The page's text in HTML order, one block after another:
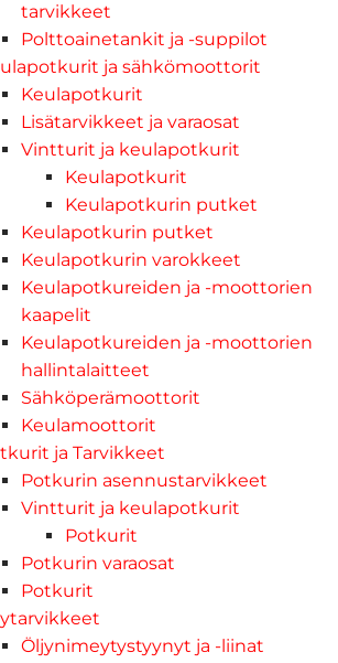
tarvikkeet
Polttoainetankit ja -suppilot
ja sähkömoottorit
Keulapotkurit
Lisätarvikkeet ja varaosat
Vintturit ja keulapotkurit
Keulapotkurit
Keulapotkurin putket
Keulapotkurin putket
Keulapotkurin varokkeet
Keulapotkureiden ja -moottorien
kaapelit
Keulapotkureiden ja -moottorien
hallintalaitteet
Sähköperämoottorit
Keulamoottorit
ja Tarvikkeet
Potkurin asennustarvikkeet
Vintturit ja keulapotkurit
Potkurit
Potkurin varaosat
Potkurit
Öljynimeytystyynyt ja -liinat